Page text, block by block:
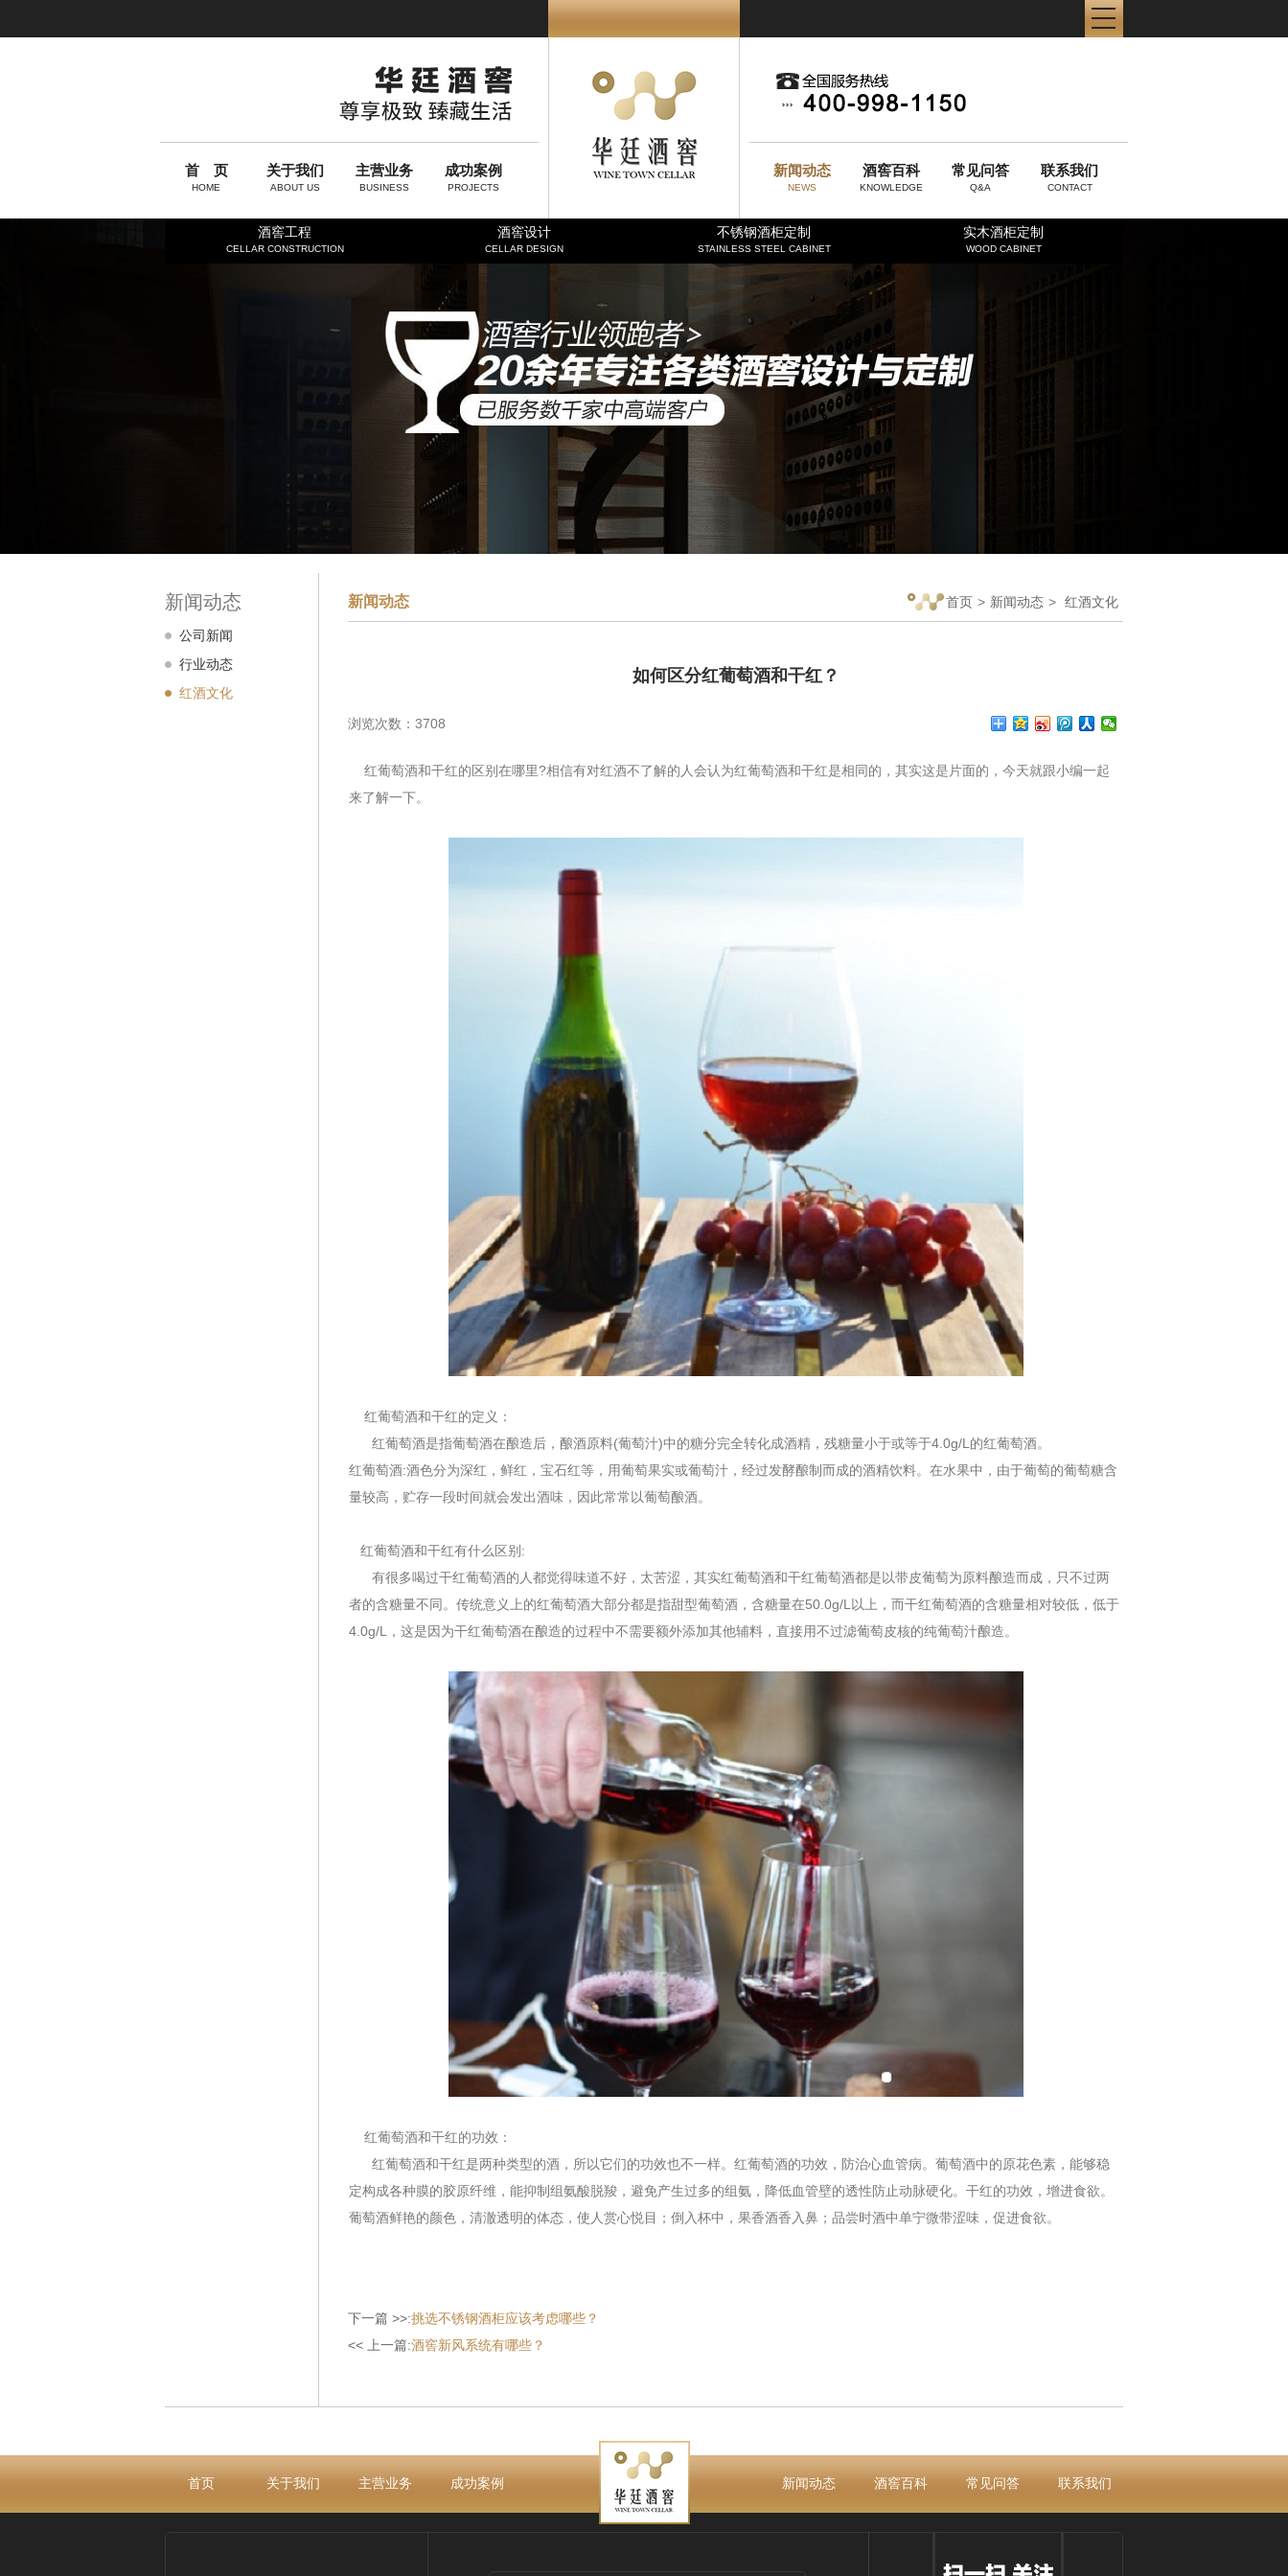
首 页
HOME
关于我们
ABOUT US
主营业务
BUSINESS
成功案例
PROJECTS
新闻动态
NEWS
酒窖百科
KNOWLEDGE
常见问答
Q&A
联系我们
CONTACT
酒窖工程
CELLAR CONSTRUCTION
酒窖设计
CELLAR DESIGN
不锈钢酒柜定制
STAINLESS STEEL CABINET
实木酒柜定制
WOOD CABINET
新闻动态
公司新闻
行业动态
红酒文化
新闻动态 首页 > 新闻动态 > 红酒文化
如何区分红葡萄酒和干红？
浏览次数：3708
红葡萄酒和干红的区别在哪里?相信有对红酒不了解的人会认为红葡萄酒和干红是相同的，其实这是片面的，今天就跟小编一起
来了解一下。
红葡萄酒和干红的定义：
红葡萄酒是指葡萄酒在酿造后，酿酒原料(葡萄汁)中的糖分完全转化成酒精，残糖量小于或等于4.0g/L的红葡萄酒。
红葡萄酒:酒色分为深红，鲜红，宝石红等，用葡萄果实或葡萄汁，经过发酵酿制而成的酒精饮料。在水果中，由于葡萄的葡萄糖含
量较高，贮存一段时间就会发出酒味，因此常常以葡萄酿酒。
红葡萄酒和干红有什么区别:
有很多喝过干红葡萄酒的人都觉得味道不好，太苦涩，其实红葡萄酒和干红葡萄酒都是以带皮葡萄为原料酿造而成，只不过两
者的含糖量不同。传统意义上的红葡萄酒大部分都是指甜型葡萄酒，含糖量在50.0g/L以上，而干红葡萄酒的含糖量相对较低，低于
4.0g/L，这是因为干红葡萄酒在酿造的过程中不需要额外添加其他辅料，直接用不过滤葡萄皮核的纯葡萄汁酿造。
红葡萄酒和干红的功效：
红葡萄酒和干红是两种类型的酒，所以它们的功效也不一样。红葡萄酒的功效，防治心血管病。葡萄酒中的原花色素，能够稳
定构成各种膜的胶原纤维，能抑制组氨酸脱羧，避免产生过多的组氨，降低血管壁的透性防止动脉硬化。干红的功效，增进食欲。
葡萄酒鲜艳的颜色，清澈透明的体态，使人赏心悦目；倒入杯中，果香酒香入鼻；品尝时酒中单宁微带涩味，促进食欲。
下一篇 >>:挑选不锈钢酒柜应该考虑哪些？
<< 上一篇:酒窖新风系统有哪些？
首页 关于我们 主营业务 成功案例 新闻动态 酒窖百科 常见问答 联系我们